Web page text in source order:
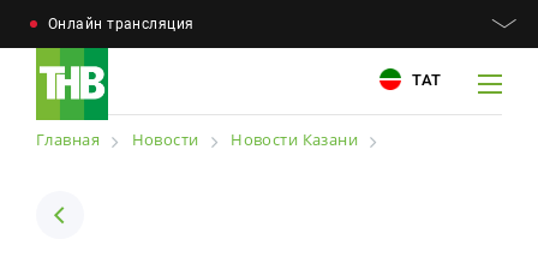
Онлайн трансляция
ТАТ
Главная Новости Новости Казани